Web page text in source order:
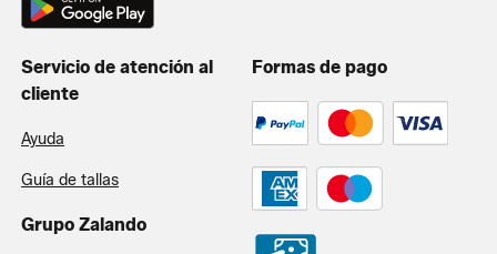
Servicio de atención al
cliente
Ayuda
Guía de tallas
Grupo Zalando
Formas de pago